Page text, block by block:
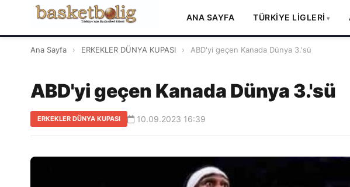
ANA SAYFA TÜRKİYE LİGLERİ
Ana Sayfa › ERKEKLER DÜNYA KUPASI › ABD'yi geçen Kanada Dünya 3.'sü
ABD'yi geçen Kanada Dünya 3.'sü
ERKEKLER DÜNYA KUPASI 10.09.2023 16:39